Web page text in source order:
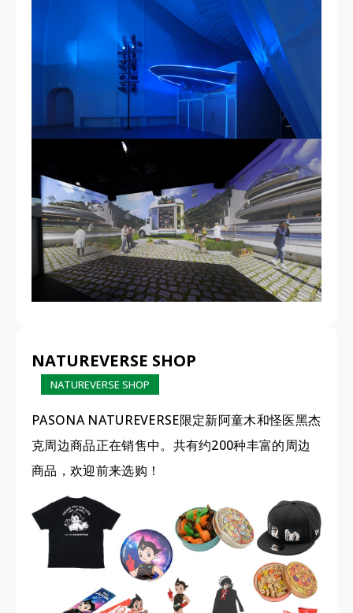
NATUREVERSE SHOP
NATUREVERSE SHOP
PASONA NATUREVERSE限定新阿童木和怪医黑杰
克周边商品正在销售中。共有约200种丰富的周边
商品，欢迎前来选购！